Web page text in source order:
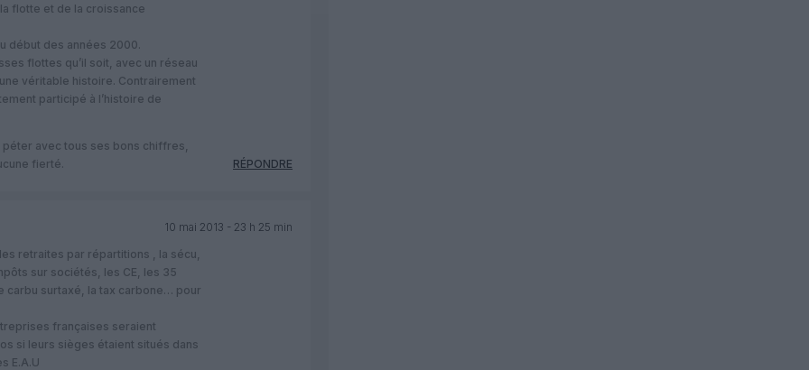
flotte et de la croissance
début des années 2000.
flottes qu’il soit, avec un réseau
véritable histoire. Contrairement
participé à l’histoire de
avec tous ses bons chiffres,
fierté.
RÉPONDRE
10 mai 2013 - 23 h 25 min
retraites par répartitions , la sécu,
sur sociétés, les CE, les 35
carbu surtaxé, la tax carbone… pour
françaises seraient
si leurs sièges étaient situés dans
E.A.U